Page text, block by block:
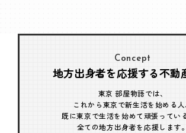
Concept
地方出身者を応援する不動
東京 部屋物語では、
これから東京で新生活を始める人
既に東京で生活を始めて頑張っている
全ての地方出身者を応援します。